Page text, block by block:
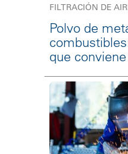
FILTRACIÓN DE
Polvo de
que